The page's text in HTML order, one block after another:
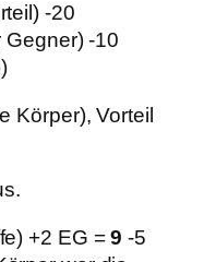
-20
Gegner) -10
Körper), Vorteil
+2 EG =9 -5